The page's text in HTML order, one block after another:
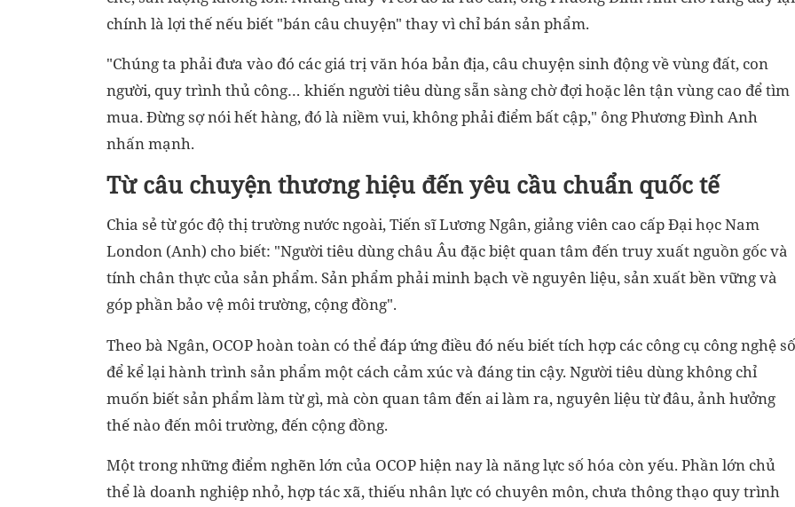
chính là lợi thế nếu biết "bán câu chuyện" thay vì chỉ bán sản phẩm.
"Chúng ta phải đưa vào đó các giá trị văn hóa bản địa, câu chuyện sinh động về vùng đất, con
người, quy trình thủ công… khiến người tiêu dùng sẵn sàng chờ đợi hoặc lên tận vùng cao để tìm
mua. Đừng sợ nói hết hàng, đó là niềm vui, không phải điểm bất cập," ông Phương Đình Anh
nhấn mạnh.
Từ câu chuyện thương hiệu đến yêu cầu chuẩn quốc tế
Chia sẻ từ góc độ thị trường nước ngoài, Tiến sĩ Lương Ngân, giảng viên cao cấp Đại học Nam
London (Anh) cho biết: "Người tiêu dùng châu Âu đặc biệt quan tâm đến truy xuất nguồn gốc và
tính chân thực của sản phẩm. Sản phẩm phải minh bạch về nguyên liệu, sản xuất bền vững và
góp phần bảo vệ môi trường, cộng đồng".
Theo bà Ngân, OCOP hoàn toàn có thể đáp ứng điều đó nếu biết tích hợp các công cụ công nghệ số
để kể lại hành trình sản phẩm một cách cảm xúc và đáng tin cậy. Người tiêu dùng không chỉ
muốn biết sản phẩm làm từ gì, mà còn quan tâm đến ai làm ra, nguyên liệu từ đâu, ảnh hưởng
thế nào đến môi trường, đến cộng đồng.
Một trong những điểm nghẽn lớn của OCOP hiện nay là năng lực số hóa còn yếu. Phần lớn chủ
thể là doanh nghiệp nhỏ, hợp tác xã, thiếu nhân lực có chuyên môn, chưa thông thạo quy trình